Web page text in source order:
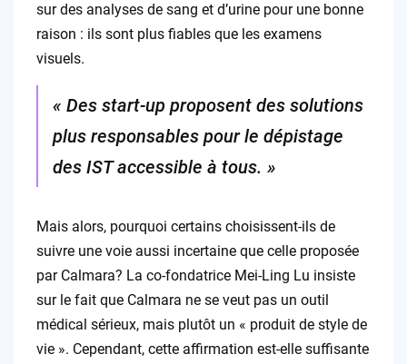
sur des analyses de sang et d’urine pour une bonne
raison : ils sont plus fiables que les examens
visuels.
« Des start-up proposent des solutions
plus responsables pour le dépistage
des IST accessible à tous. »
Mais alors, pourquoi certains choisissent-ils de
suivre une voie aussi incertaine que celle proposée
par Calmara? La co-fondatrice Mei-Ling Lu insiste
sur le fait que Calmara ne se veut pas un outil
médical sérieux, mais plutôt un « produit de style de
vie ». Cependant, cette affirmation est-elle suffisante